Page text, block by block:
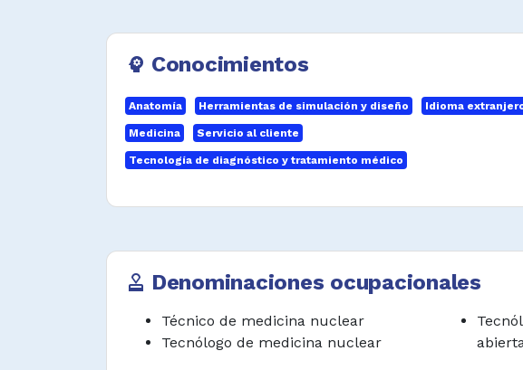
Operar equipos biomédicos de acuerdo con
Controlar infecciones de acuerdo con
normativa de salud.
Manejar las fuentes abiertas radiactivas de
psychology Conocimientos
Anatomía Herramientas de simulación y diseño Idioma
Medicina Servicio al cliente
Tecnología de diagnóstico y tratamiento médico
approval Denominaciones ocupacionales
Técnico de medicina nuclear
Tecnólogo de medicina nuclear